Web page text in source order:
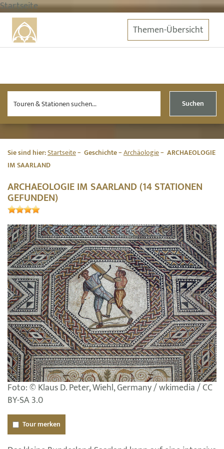
Startseite
Themen-Übersicht
Suchen
Sie sind hier:Startseite Geschichte Archäologie
ARCHAEOLOGIE
IM SAARLAND
ARCHAEOLOGIE IM SAARLAND (14 STATIONEN
GEFUNDEN)
Foto: © Klaus D. Peter, Wiehl, Germany / wkimedia / CC
BY-SA 3.0
Tour merken